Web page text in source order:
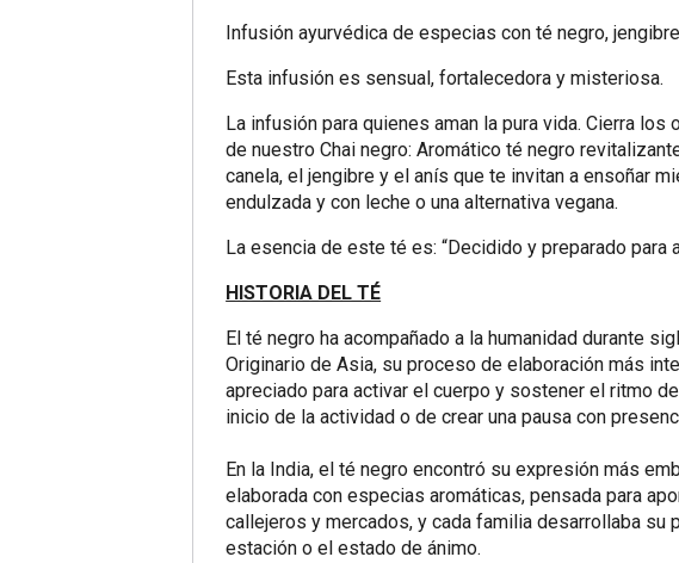
Infusión ayurvédica de especias con té negro,
Esta infusión es sensual, fortalecedora y misteriosa.
La infusión para quienes aman la pura vida. Cierra
de nuestro Chai negro: Aromático té negro
canela, el jengibre y el anís que te invitan a ensoñar
endulzada y con leche o una alternativa vegana.
La esencia de este té es: “Decidido y preparado para
HISTORIA DEL TÉ
El té negro ha acompañado a la humanidad durante
Originario de Asia, su proceso de elaboración más
apreciado para activar el cuerpo y sostener el ritmo
inicio de la actividad o de crear una pausa con
En la India, el té negro encontró su expresión más
elaborada con especias aromáticas, pensada para
callejeros y mercados, y cada familia desarrollaba
estación o el estado de ánimo.